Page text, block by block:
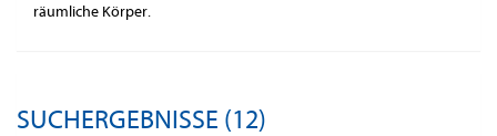
räumliche Körper.
SUCHERGEBNISSE (12)